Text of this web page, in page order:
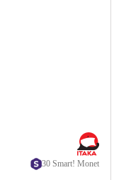
30 Smart! Monet